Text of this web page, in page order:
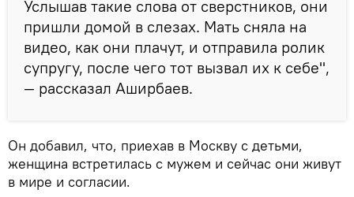
Услышав такие слова от сверстников, они
пришли домой в слезах. Мать сняла на
видео, как они плачут, и отправила ролик
супругу, после чего тот вызвал их к себе",
— рассказал Аширбаев.
Он добавил, что, приехав в Москву с детьми,
женщина встретилась с мужем и сейчас они живут
в мире и согласии.